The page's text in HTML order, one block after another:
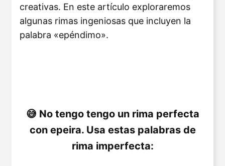
creativas. En este artículo exploraremos
algunas rimas ingeniosas que incluyen la
palabra «epéndimo».
No tengo tengo un rima perfecta
con epeira. Usa estas palabras de
rima imperfecta: